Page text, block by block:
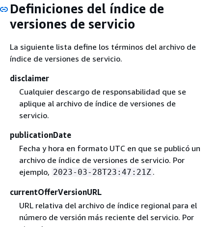
Definiciones del índice de
versiones de servicio
La siguiente lista define los términos del archivo de
índice de versiones de servicio.
disclaimer
Cualquier descargo de responsabilidad que se
aplique al archivo de índice de versiones de
servicio.
publicationDate
Fecha y hora en formato UTC en que se publicó un
archivo de índice de versiones de servicio. Por
ejemplo, 2023-03-28T23:47:21Z .
currentOfferVersionURL
URL relativa del archivo de índice regional para el
número de versión más reciente del servicio. Por